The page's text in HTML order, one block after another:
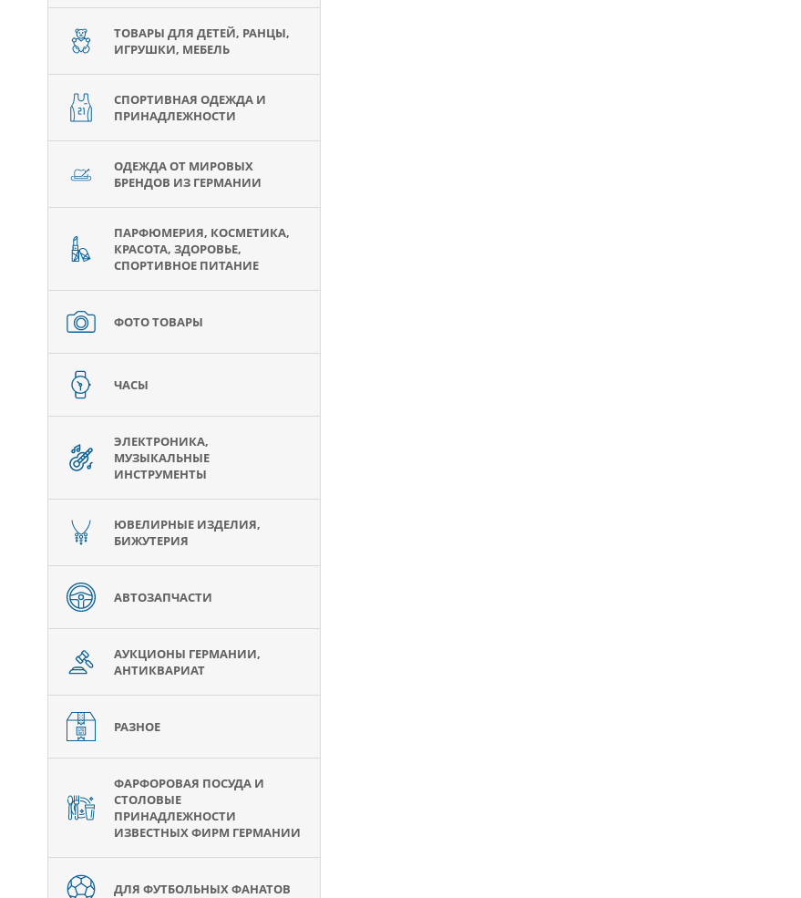
ТОВАРЫ ДЛЯ ДЕТЕЙ, РАНЦЫ,
ИГРУШКИ, МЕБЕЛЬ
СПОРТИВНАЯ ОДЕЖДА И
ПРИНАДЛЕЖНОСТИ
ОДЕЖДА ОТ МИРОВЫХ
БРЕНДОВ ИЗ ГЕРМАНИИ
ПАРФЮМЕРИЯ, КОСМЕТИКА,
КРАСОТА, ЗДОРОВЬЕ,
СПОРТИВНОЕ ПИТАНИЕ
ФОТО ТОВАРЫ
ЧАСЫ
ЭЛЕКТРОНИКА,
МУЗЫКАЛЬНЫЕ
ИНСТРУМЕНТЫ
ЮВЕЛИРНЫЕ ИЗДЕЛИЯ,
БИЖУТЕРИЯ
АВТОЗАПЧАСТИ
АУКЦИОНЫ ГЕРМАНИИ,
АНТИКВАРИАТ
РАЗНОЕ
ФАРФОРОВАЯ ПОСУДА И
СТОЛОВЫЕ
ПРИНАДЛЕЖНОСТИ
ИЗВЕСТНЫХ ФИРМ ГЕРМАНИИ
ДЛЯ ФУТБОЛЬНЫХ ФАНАТОВ